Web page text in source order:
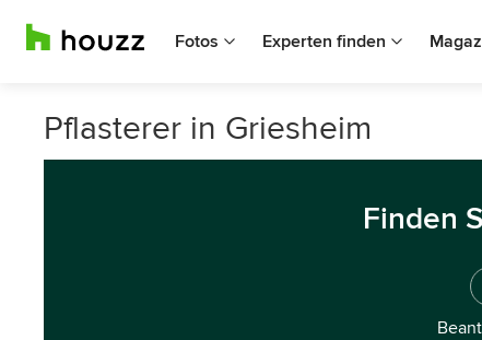
Fotos Experten finden
Pflasterer in Griesheim
Finden